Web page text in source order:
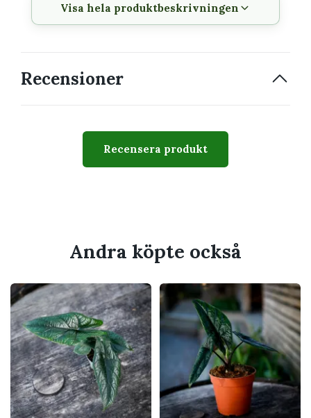
Vetenskapligt
namn
Alocasia ’Antoro Velvet’ 6 cm
Krukstorlek
Svårighetsgrad
Ja, bör hållas utom räckhåll
Hylla, skrivbord eller mindre växtställ
Växtskåp eller plats med högre
luftfuktighet
Dig som gillar skulpturala och ovanliga blad
Ett dragfritt läge nära öst- eller
västfönster
En minikruka anpassad för 6 cm innerkruka
Visa hela produktbeskrivningen
Recensioner
Recensera produkt
Andra köpte också